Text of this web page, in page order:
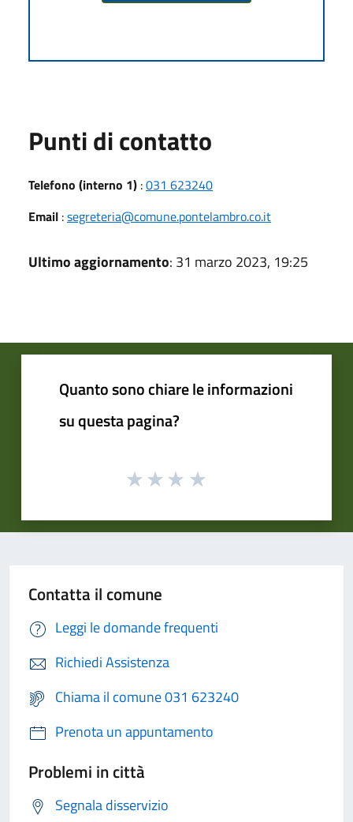
Punti di contatto
Telefono (interno 1) :031 623240
Email :segreteria@comune.pontelambro.co.it
Ultimo aggiornamento: 31 marzo 2023, 19:25
Quanto sono chiare le informazioni
su questa pagina?
Contatta il comune
Leggi le domande frequenti
Richiedi Assistenza
Chiama il comune 031 623240
Prenota un appuntamento
Problemi in città
Segnala disservizio